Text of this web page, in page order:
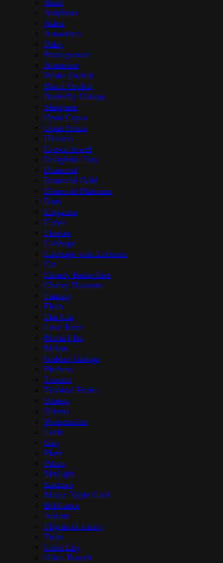
Aster
Amphora
Adria
Amazōnia
Palm
Pomegranate
Anemone
White Orchid
Black Orchid
Butterfly Ginkgo
Shagreen
Opus Cupra
Opus Prima
Historia
Crown Jewel
Delightful Day
Diamond
Diamond Gold
Diamond Platinum
Dots
Elegance
Elipse
Finesse
Cabbage
Cabbage with Lobsters
Cat
Cloudy Butterflies
Cherry Blossom
Fantasy
Flora
Flat Cut
Love Knot
Maria Flor
Melon
Golden Ginkgo
Pitchers
Tomato
Tropical Fruits
Omega
Olymp
Watermelon
Loris
Gap
Plant
Prism
Skylight
Karmen
Magic Night Gold
Brilliance
Atrium
Flights of Fancy
Tulip
Calla Lily
Olive Branch